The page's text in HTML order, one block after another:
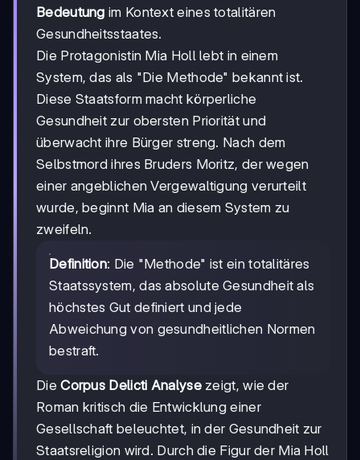
Bedeutung im Kontext eines totalitären
Gesundheitsstaates.
Die Protagonistin Mia Holl lebt in einem
System, das als "Die Methode" bekannt ist.
Diese Staatsform macht körperliche
Gesundheit zur obersten Priorität und
überwacht ihre Bürger streng. Nach dem
Selbstmord ihres Bruders Moritz, der wegen
einer angeblichen Vergewaltigung verurteilt
wurde, beginnt Mia an diesem System zu
zweifeln.
Definition: Die "Methode" ist ein totalitäres
Staatssystem, das absolute Gesundheit als
höchstes Gut definiert und jede
Abweichung von gesundheitlichen Normen
bestraft.
DieCorpus Delicti Analysezeigt, wie der
Roman kritisch die Entwicklung einer
Gesellschaft beleuchtet, in der Gesundheit zur
Staatsreligion wird. Durch die Figur der Mia Holl